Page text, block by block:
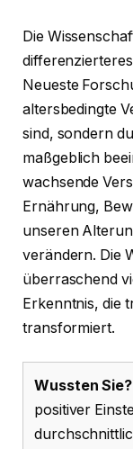
Die
Neueste
altersbedingte
sind, sondern
maßgeblich
wachsende
Ernährung,
unseren
verändern. Die
überraschend
Erkenntnis, die
transformiert.
Wussten Sie?
positiver